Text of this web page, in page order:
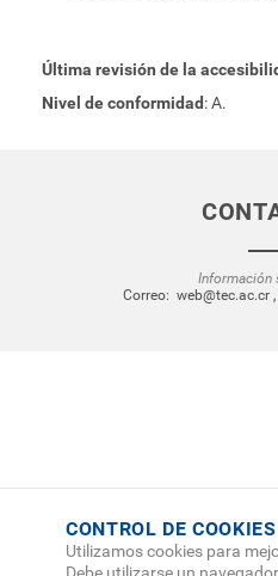
Última revisión de la
Nivel de conformidad: A.
Información
Correo: web@tec.ac.cr ,
CONTROL DE COOKIES
Utilizamos cookies para